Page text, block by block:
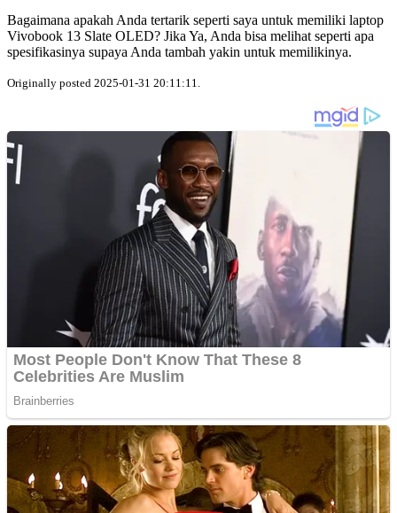
Bagaimana apakah Anda tertarik seperti saya untuk memiliki laptop
Vivobook 13 Slate OLED? Jika Ya, Anda bisa melihat seperti apa
spesifikasinya supaya Anda tambah yakin untuk memilikinya.
Originally posted 2025-01-31 20:11:11.